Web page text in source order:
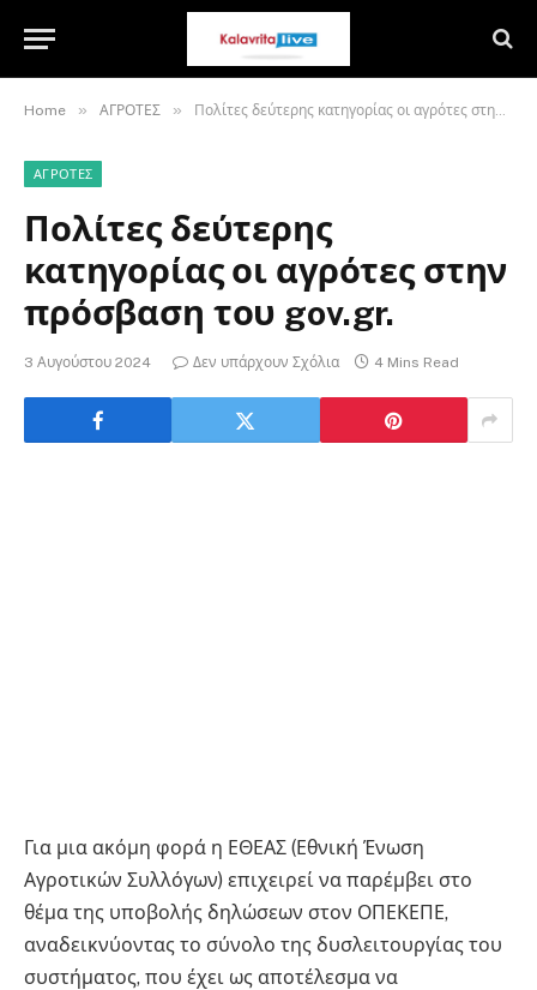
Home » ΑΓΡΟΤΕΣ » Πολίτες δεύτερης κατηγορίας οι αγρότες στην πρόσβαση του gov.gr.
ΑΓΡΟΤΕΣ
Πολίτες δεύτερης
κατηγορίας οι αγρότες στην
πρόσβαση του gov.gr.
3 Αυγούστου 2024 Δεν υπάρχουν Σχόλια 4 Mins Read
Για μια ακόμη φορά η ΕΘΕΑΣ (Εθνική Ένωση
Αγροτικών Συλλόγων) επιχειρεί να παρέμβει στο
θέμα της υποβολής δηλώσεων στον ΟΠΕΚΕΠΕ,
αναδεικνύοντας το σύνολο της δυσλειτουργίας του
συστήματος, που έχει ως αποτέλεσμα να